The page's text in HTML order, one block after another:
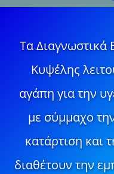
Τα Διαγνωστικά
Κυψέλης
αγάπη για την
με σύμμαχο
κατάρτιση και
διαθέτουν την